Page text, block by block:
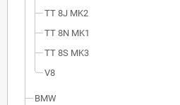
TT 8J MK2
TT 8N MK1
TT 8S MK3
V8
BMW